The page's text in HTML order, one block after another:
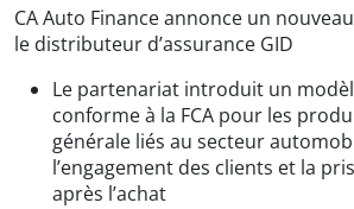
CA Auto Finance annonce un
le distributeur d’assurance GID
Le partenariat introduit un
conforme à la FCA pour les
générale liés au secteur
l’engagement des clients et la
après l’achat